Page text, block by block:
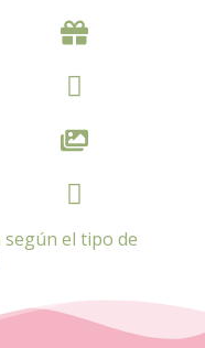
el tipo de